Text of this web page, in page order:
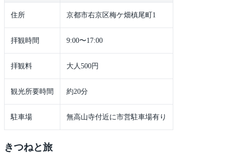
住所 京都市右京区梅ケ畑槙尾町1
拝観時間 9:00〜17:00
拝観料 大人500円
観光所要時間 約20分
駐車場 無高山寺付近に市営駐車場有り
きつねと旅